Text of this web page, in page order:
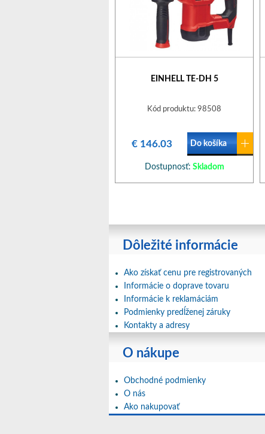
EINHELL TE-DH 5
Kód produktu: 98508
€ 146.03 Do košíka
Dostupnosť: Skladom
Dôležité informácie
Ako získať cenu pre registrovaných
Informácie o doprave tovaru
Informácie k reklamáciám
Podmienky predĺženej záruky
Kontakty a adresy
O nákupe
Obchodné podmienky
O nás
Ako nakupovať